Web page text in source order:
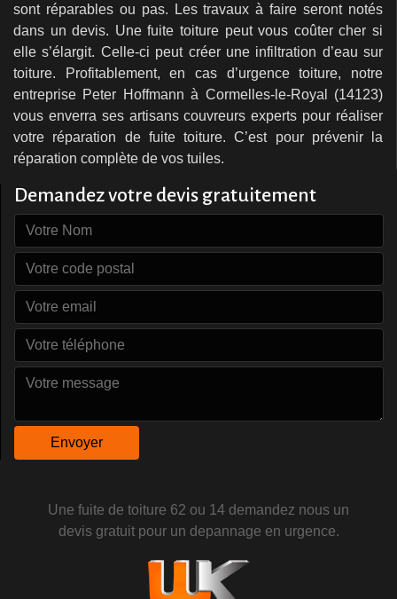
sont réparables ou pas. Les travaux à faire seront notés
dans un devis. Une fuite toiture peut vous coûter cher si
elle s’élargit. Celle-ci peut créer une infiltration d’eau sur
toiture. Profitablement, en cas d’urgence toiture, notre
entreprise Peter Hoffmann à Cormelles-le-Royal (14123)
vous enverra ses artisans couvreurs experts pour réaliser
votre réparation de fuite toiture. C’est pour prévenir la
réparation complète de vos tuiles.
Demandez votre devis gratuitement
Une fuite de toiture 62 ou 14 demandez nous un
devis gratuit pour un depannage en urgence.